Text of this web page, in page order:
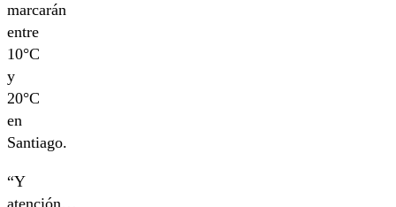
marcarán
entre
10°C
y
20°C
en
Santiago.
“Y
atención…